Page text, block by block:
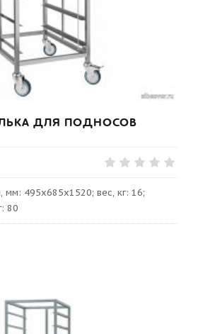
ДЛЯ ПОДНОСОВ
495х685х1520; вес, кг: 16;
80